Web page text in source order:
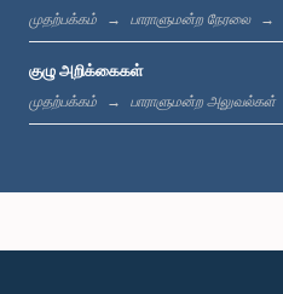
முதற்பக்கம் பாராளுமன்ற நேரலை
குழு அறிக்கைகள்
முதற்பக்கம் பாராளுமன்ற அலுவல்கள்